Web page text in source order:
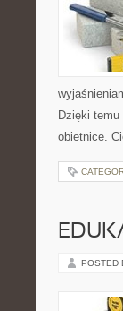
Dzięki
obietnice.
POSTED